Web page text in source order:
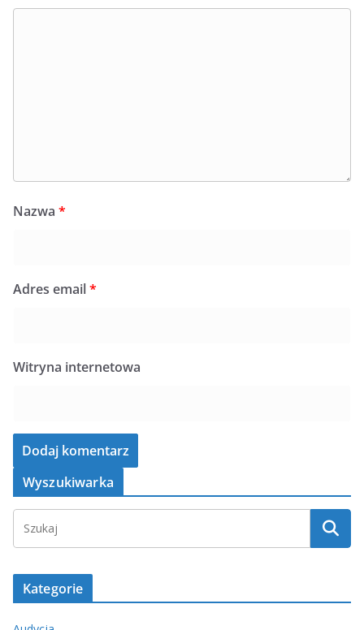
Nazwa *
Adres email*
Witryna internetowa
Wyszukiwarka
Kategorie